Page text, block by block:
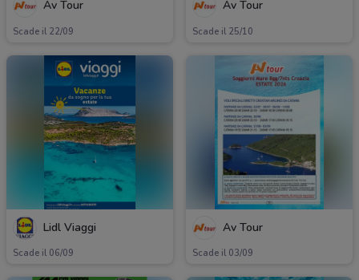
Av Tour
Scade il 22/09
Av Tour
Scade il 25/10
Lidl Viaggi
Scade il 06/09
Av Tour
Scade il 03/09